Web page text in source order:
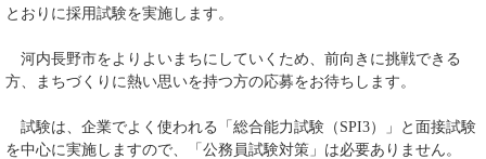
とおりに採用試験を実施します。
河内長野市をよりよいまちにしていくため、前向きに挑戦できる
方、まちづくりに熱い思いを持つ方の応募をお待ちします。
試験は、企業でよく使われる「総合能力試験（SPI3）」と面接試験
を中心に実施しますので、「公務員試験対策」は必要ありません。